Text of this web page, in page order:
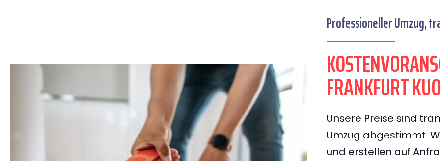
Professioneller Umzug,
FRANKFURT
Unsere Preise sind
Umzug abgestimmt.
und erstellen auf